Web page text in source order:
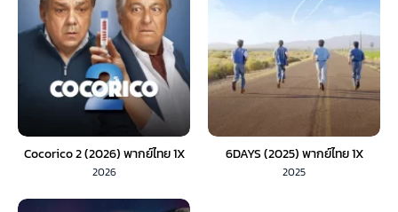
Cocorico 2 (2026) พากย์ไทย 1X
2026
6DAYS (2025) พากย์ไทย 1X
2025